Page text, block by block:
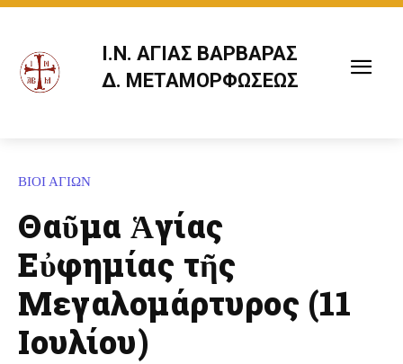
Ι.Ν. ΑΓΙΑΣ ΒΑΡΒΑΡΑΣ
Δ. ΜΕΤΑΜΟΡΦΩΣΕΩΣ
ΒΙΟΙ ΑΓΙΩΝ
Θαῦμα Ἁγίας
Εὐφημίας τῆς
Μεγαλομάρτυρος (11
Ιουλίου)